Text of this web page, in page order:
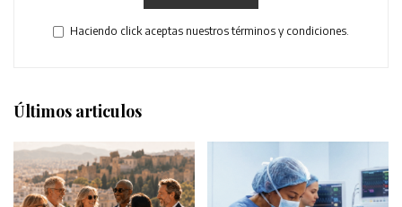
Haciendo click aceptas nuestros términos y condiciones.
Últimos articulos